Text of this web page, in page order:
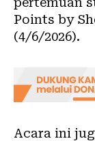
Points by
(4/6/2026).
Acara ini